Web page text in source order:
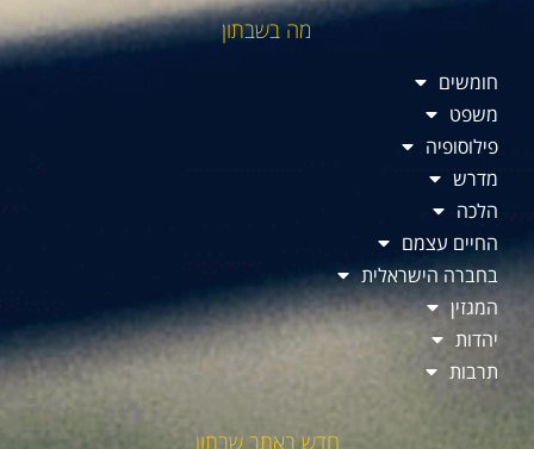
מה בשבתון
חומשים
משפט
פילוסופיה
מדרש
הלכה
החיים עצמם
בחברה הישראלית
המגזין
יהדות
תרבות
חדש באתר שבתון